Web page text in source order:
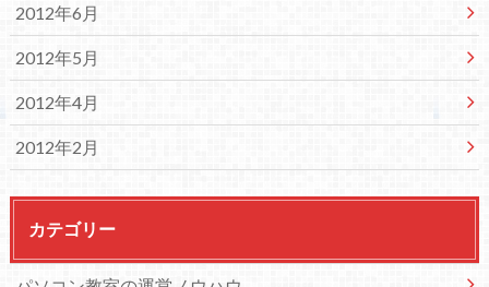
2012年6月
2012年5月
2012年4月
2012年2月
カテゴリー